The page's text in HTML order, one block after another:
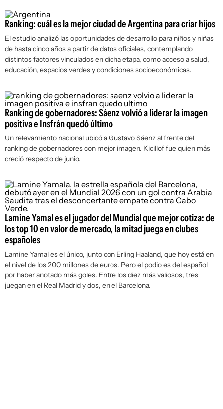
Ranking: cuál es la mejor ciudad de Argentina para criar hijos
El estudio analizó las oportunidades de desarrollo para niños y niñas
de hasta cinco años a partir de datos oficiales, contemplando
distintos factores vinculados en dicha etapa, como acceso a salud,
educación, espacios verdes y condiciones socioeconómicas.
Ranking de gobernadores: Sáenz volvió a liderar la imagen
positiva e Insfrán quedó último
Un relevamiento nacional ubicó a Gustavo Sáenz al frente del
ranking de gobernadores con mejor imagen. Kicillof fue quien más
creció respecto de junio.
Lamine Yamal es el jugador del Mundial que mejor cotiza: de
los top 10 en valor de mercado, la mitad juega en clubes
españoles
Lamine Yamal es el único, junto con Erling Haaland, que hoy está en
el nivel de los 200 millones de euros. Pero el podio es del español
por haber anotado más goles. Entre los diez más valiosos, tres
juegan en el Real Madrid y dos, en el Barcelona.